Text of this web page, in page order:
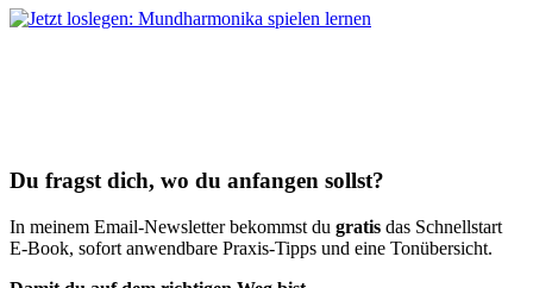
Du fragst dich, wo du anfangen sollst?
In meinem Email-Newsletter bekommst du gratis das Schnellstart
E-Book, sofort anwendbare Praxis-Tipps und eine Tonübersicht.